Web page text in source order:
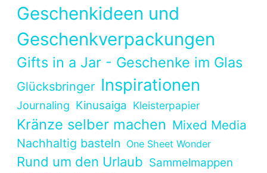
Geschenkideen und
Geschenkverpackungen
Gifts in a Jar - Geschenke im Glas
Glücksbringer Inspirationen
Journaling Kinusaiga Kleisterpapier
Kränze selber machen Mixed Media
Nachhaltig basteln One Sheet Wonder
Rund um den Urlaub Sammelmappen